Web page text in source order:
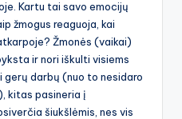
Kartu tai savo emocijų
žmogus reaguoja, kai
Žmonės (vaikai)
ir nori iškulti visiems
gerų darbų (nuo to nesidaro
kitas pasineria į
šiukšlėmis, nes vis